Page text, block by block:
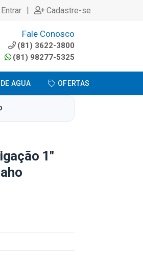
Entrar | Cadastre-se
Fale Conosco
(81) 3622-3800
(81) 98277-5325
AGUA OFERTAS
1"